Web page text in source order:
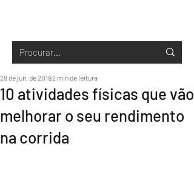
10 atividades físicas que vão
melhorar o seu rendimento
na corrida
29 de jun. de 20192 min de leitura